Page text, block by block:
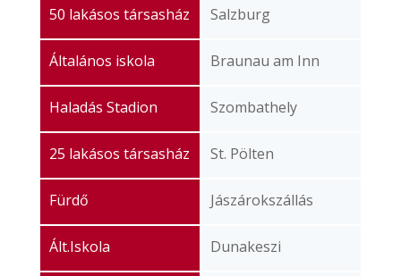
50 lakásos társasház
Általános iskola
Haladás Stadion
25 lakásos társasház
Fürdő
Ált.Iskola
Salzburg
Braunau am Inn
Szombathely
St. Pölten
Jászárokszállás
Dunakeszi